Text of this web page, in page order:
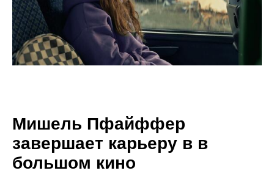
Мишель Пфайффер
завершает карьеру в в
большом кино